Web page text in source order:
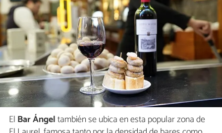
El Bar Ángeltambién se ubica en esta popular zona de